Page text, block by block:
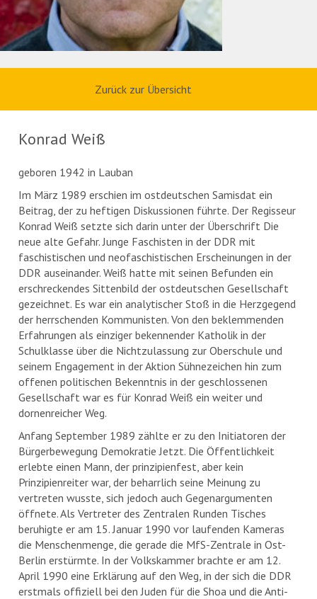
Zurück zur Übersicht
Konrad Weiß
geboren 1942 in Lauban
Im März 1989 erschien im ostdeutschen Samisdat ein
Beitrag, der zu heftigen Diskussionen führte. Der Regisseur
Konrad Weiß setzte sich darin unter der Überschrift Die
neue alte Gefahr. Junge Faschisten in der DDR mit
faschistischen und neofaschistischen Erscheinungen in der
DDR auseinander. Weiß hatte mit seinen Befunden ein
erschreckendes Sittenbild der ostdeutschen Gesellschaft
gezeichnet. Es war ein analytischer Stoß in die Herzgegend
der herrschenden Kommunisten. Von den beklemmenden
Erfahrungen als einziger bekennender Katholik in der
Schulklasse über die Nichtzulassung zur Oberschule und
seinem Engagement in der Aktion Sühnezeichen hin zum
offenen politischen Bekenntnis in der geschlossenen
Gesellschaft war es für Konrad Weiß ein weiter und
dornenreicher Weg.
Anfang September 1989 zählte er zu den Initiatoren der
Bürgerbewegung Demokratie Jetzt. Die Öffentlichkeit
erlebte einen Mann, der prinzipienfest, aber kein
Prinzipienreiter war, der beharrlich seine Meinung zu
vertreten wusste, sich jedoch auch Gegenargumenten
öffnete. Als Vertreter des Zentralen Runden Tisches
beruhigte er am 15. Januar 1990 vor laufenden Kameras
die Menschenmenge, die gerade die MfS-Zentrale in Ost-
Berlin erstürmte. In der Volkskammer brachte er am 12.
April 1990 eine Erklärung auf den Weg, in der sich die DDR
erstmals offiziell bei den Juden für die Shoa und die Anti-